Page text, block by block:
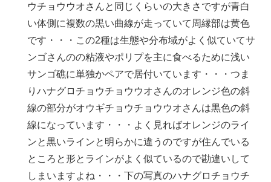
ウチョウウオさんと同じくらいの大きさですが青白
い体側に複数の黒い曲線が走っていて周縁部は黄色
です・・・この2種は生態や分布域がよく似ていてサ
ンゴさんのの粘液やポリプを主に食べるために浅い
サンゴ礁に単独かペアで居付いています・・・つま
りハナグロチョウチョウウオさんのオレンジ色の斜
線の部分がオウギチョウチョウウオさんは黒色の斜
線になっています・・・よく見ればオレンジのライ
ンと黒いラインと明らかに違うのですが住んでいる
ところと形とラインがよく似ているので勘違いして
しまいますよね・・・下の写真のハナグロチョウチ